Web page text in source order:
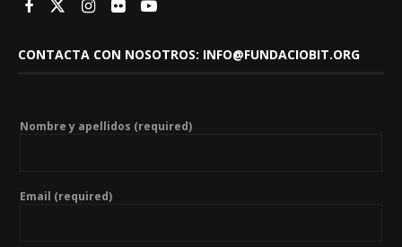
CONTACTA CON NOSOTROS: INFO@FUNDACIOBIT.ORG
Nombre y apellidos (required)
Email (required)